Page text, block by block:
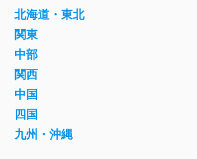
北海道・東北
関東
中部
関西
中国
四国
九州・沖縄